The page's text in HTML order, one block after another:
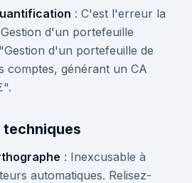
: C'est l'erreur la
d'un portefeuille
d'un portefeuille de
comptes, générant un CA
techniques
: Inexcusable à
automatiques. Relisez-